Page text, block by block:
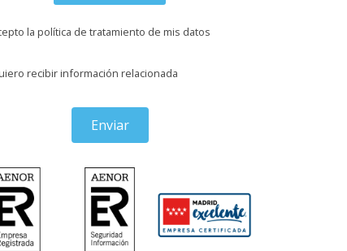
la política de tratamiento de mis datos
recibir información relacionada
Enviar